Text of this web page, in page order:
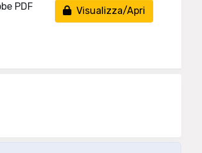
PDF Visualizza/Apri